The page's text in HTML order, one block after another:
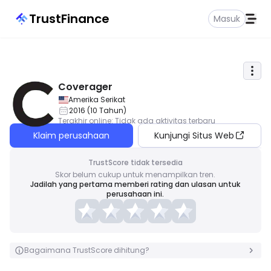
TrustFinance Masuk
Coverager
Amerika Serikat
2016 (10 Tahun)
Terakhir online: Tidak ada aktivitas terbaru
Klaim perusahaan Kunjungi Situs Web
TrustScore tidak tersedia
Skor belum cukup untuk menampilkan tren.
Jadilah yang pertama memberi rating dan ulasan untuk
perusahaan ini.
Bagaimana TrustScore dihitung?